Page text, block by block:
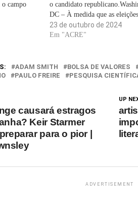
o campo
preparar
que a
o candidato
DC – À medida que as
Estados Unidos entram sua
campanha da vice-presidente
23 de outubro de 2024
Em "ACRE"
ADAM SMITH BOLSA DE VALORES
PAULO FREIRE PESQUISA
UP
causará estragos
Keir Starmer
para o pior |
ADVERTISEMENT